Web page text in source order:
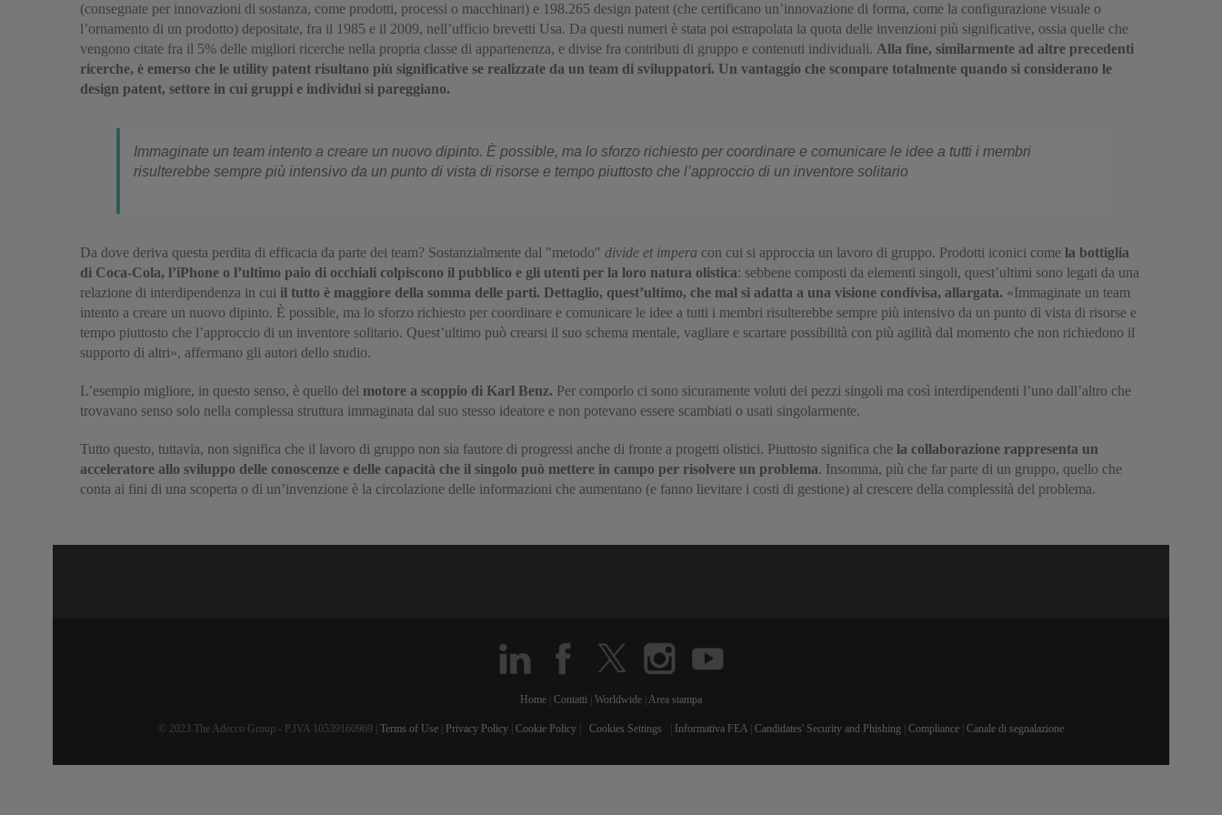
(consegnate per innovazioni di sostanza, come prodotti, processi o macchinari) e 198.265 design patent (che certificano un’innovazione di forma, come la configurazione visuale o
l’ornamento di un prodotto) depositate, fra il 1985 e il 2009, nell’ufficio brevetti Usa. Da questi numeri è stata poi estrapolata la quota delle invenzioni più significative, ossia quelle che
vengono citate fra il 5% delle migliori ricerche nella propria classe di appartenenza, e divise fra contributi di gruppo e contenuti individuali. Alla fine, similarmente ad altre precedenti
ricerche, è emerso che le utility patent risultano più significative se realizzate da un team di sviluppatori. Un vantaggio che scompare totalmente quando si considerano le
design patent, settore in cui gruppi e individui si pareggiano.
Immaginate un team intento a creare un nuovo dipinto. È possible, ma lo sforzo richiesto per coordinare e comunicare le idee a tutti i membri
risulterebbe sempre più intensivo da un punto di vista di risorse e tempo piuttosto che l’approccio di un inventore solitario
Da dove deriva questa perdita di efficacia da parte dei team? Sostanzialmente dal "metodo" divide et impera con cui si approccia un lavoro di gruppo. Prodotti iconici come la bottiglia
di Coca-Cola, l’iPhone o l’ultimo paio di occhiali colpiscono il pubblico e gli utenti per la loro natura olistica: sebbene composti da elementi singoli, quest’ultimi sono legati da una
relazione di interdipendenza in cui il tutto è maggiore della somma delle parti. Dettaglio, quest’ultimo, che mal si adatta a una visione condivisa, allargata. «Immaginate un team
intento a creare un nuovo dipinto. È possible, ma lo sforzo richiesto per coordinare e comunicare le idee a tutti i membri risulterebbe sempre più intensivo da un punto di vista di risorse e
tempo piuttosto che l’approccio di un inventore solitario. Quest’ultimo può crearsi il suo schema mentale, vagliare e scartare possibilità con più agilità dal momento che non richiedono il
supporto di altri», affermano gli autori dello studio.
L’esempio migliore, in questo senso, è quello del motore a scoppio di Karl Benz. Per comporlo ci sono sicuramente voluti dei pezzi singoli ma così interdipendenti l’uno dall’altro che
trovavano senso solo nella complessa struttura immaginata dal suo stesso ideatore e non potevano essere scambiati o usati singolarmente.
Tutto questo, tuttavia, non significa che il lavoro di gruppo non sia fautore di progressi anche di fronte a progetti olistici. Piuttosto significa che la collaborazione rappresenta un
acceleratore allo sviluppo delle conoscenze e delle capacità che il singolo può mettere in campo per risolvere un problema. Insomma, più che far parte di un gruppo, quello che
conta ai fini di una scoperta o di un’invenzione è la circolazione delle informazioni che aumentano (e fanno lievitare i costi di gestione) al crescere della complessità del problema.
Home Contatti Worldwide Area stampa
© 2023 The Adecco Group - P.IVA 10539160969 | Terms of Use Privacy Policy Cookie Policy Cookies Settings Informativa FEA Candidates' Security and Phishing Compliance Canale di segnalazione